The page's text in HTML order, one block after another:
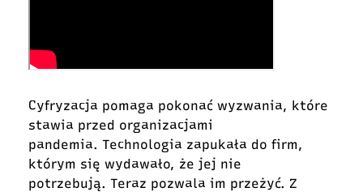
Cyfryzacja pomaga pokonać wyzwania, które
stawia przed organizacjami
pandemia. Technologia zapukała do firm,
którym się wydawało, że jej nie
potrzebują. Teraz pozwala im przeżyć. Z